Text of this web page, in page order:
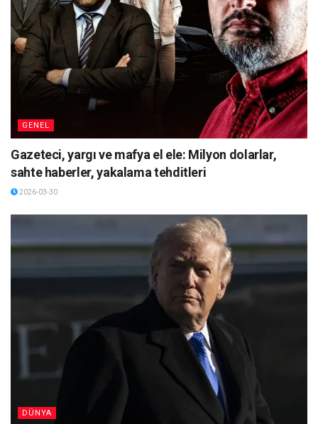
GENEL
Gazeteci, yargı ve mafya el ele: Milyon dolarlar,
sahte haberler, yakalama tehditleri
2026-03-30
DÜNYA